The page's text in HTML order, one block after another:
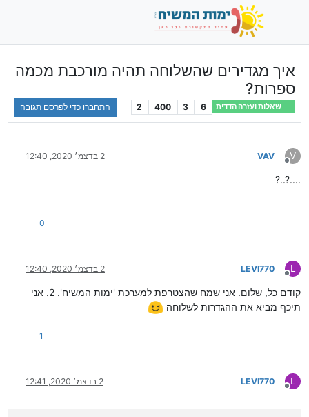
איך מגדירים שהשלוחה תהיה מורכבת מכמה
ספרות?
שאלות ועזרה הדדית 6
3
400
2 התחברו כדי לפרסם תגובה
V
מנותק
VAV 2 בדצמ׳ 2020, 12:40
?..?....
0
L
מנותק
LEVI770 2 בדצמ׳ 2020, 12:40
קודם כל, שלום. אני שמח שהצטרפת למערכת 'ימות המשיח'. 2. אני
תיכף מביא את ההגדרות לשלוחה
1
L
מנותק
LEVI770 2 בדצמ׳ 2020, 12:41